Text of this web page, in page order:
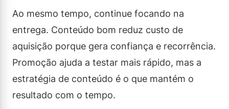
Ao mesmo tempo, continue focando na
entrega. Conteúdo bom reduz custo de
aquisição porque gera confiança e recorrência.
Promoção ajuda a testar mais rápido, mas a
estratégia de conteúdo é o que mantém o
resultado com o tempo.